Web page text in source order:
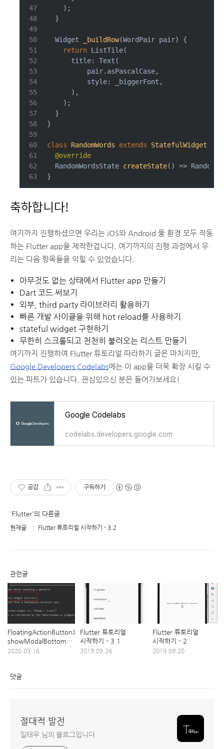
    );
  }
Widget _buildRow(WordPair pair)
{
return ListTile(
      title: Text(
          pair.asPascalCase,
          style: _biggerFont,
      ),
    );
  }
}
class RandomWords extends StatefulWidget
@override
RandomWordsState createState()
=>
}
축하합니다!
여기까지 진행하셨으면 우리는 iOS와 Android 둘 환경 모두 작동
하는 Flutter app을 제작한겁니다. 여기까지의 진행 과정에서 우
리는 다음 항목들을 익힐 수 있었습니다.
아무것도 없는 상태에서 Flutter app 만들기
Dart 코드 써보기
외부, third party 라이브러리 활용하기
빠른 개발 사이클을 위해 hot reload를 사용하기
stateful widget 구현하기
무한히 스크롤되고 천천히 불러오는 리스트 만들기
여기까지 진행하여 Flutter 튜토리얼 따라하기 글은 마치지만,
Google Developers Codelabs에는 이 app을 더욱 확장 시킬 수
있는 파트가 있습니다. 관심있으신 분은 들어가보세요!
Google Codelabs
codelabs.developers.google.com
공감 구독하기
'Flutter'의 다른글
현재글 Flutter 튜토리얼 시작하기 - 3.2
관련글
FloatingActionButton으로
showModalBottomSheet
사용하기
2020.03.16
Flutter 튜토리얼
시작하기 - 3.1
2019.09.26
Flutter 튜토리얼
시작하기 - 2
2019.09.20
댓글
절대적 발전
일태우 님의 블로그입니다.